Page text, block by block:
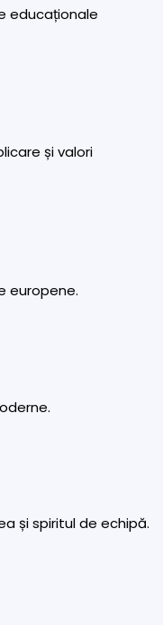
educaționale
și valori
europene.
și spiritul de echipă.